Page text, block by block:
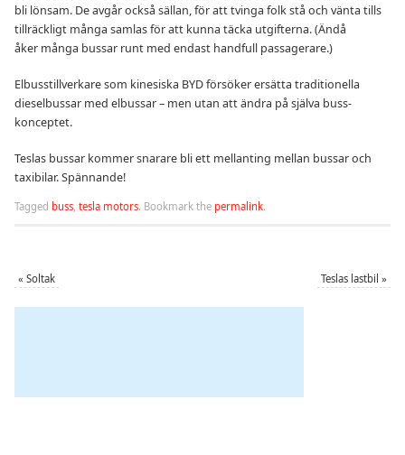
bli lönsam. De avgår också sällan, för att tvinga folk stå och vänta tills
tillräckligt många samlas för att kunna täcka utgifterna. (Ändå
åker många bussar runt med endast handfull passagerare.)
Elbusstillverkare som kinesiska BYD försöker ersätta traditionella
dieselbussar med elbussar – men utan att ändra på själva buss-
konceptet.
Teslas bussar kommer snarare bli ett mellanting mellan bussar och
taxibilar. Spännande!
Tagged buss, tesla motors. Bookmark the permalink.
« Soltak Teslas lastbil »